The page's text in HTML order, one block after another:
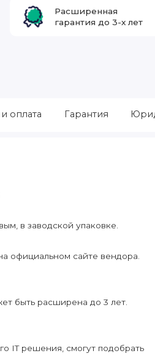
Расширенная
гарантия до 3-х лет
оплата Гарантия
в заводской упаковке.
официальном сайте вендора.
быть расширена до 3 лет.
IT решения, смогут подобрать